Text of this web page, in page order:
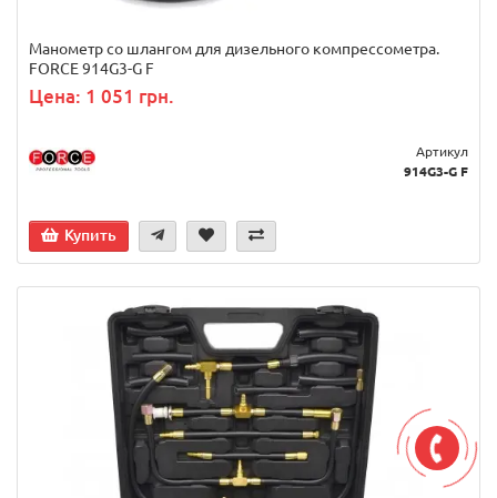
Манометр со шлангом для дизельного компрессометра.
FORCE 914G3-G F
Цена: 1 051 грн.
Артикул
914G3-G F
Купить